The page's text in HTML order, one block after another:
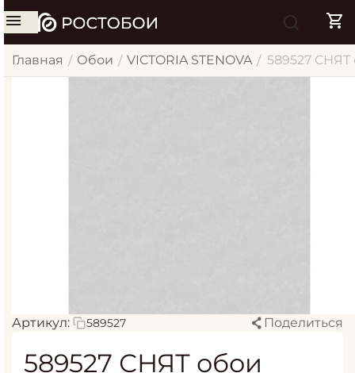
Главная / Обои / VICTORIA STENOVA / 589527 СНЯТ
Артикул: 589527 Поделиться
589527 СНЯТ обои